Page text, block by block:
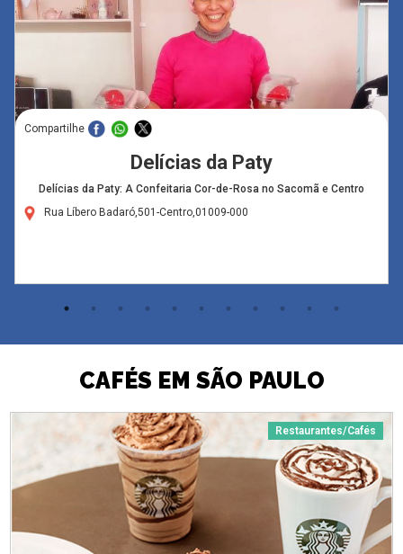
Compartilhe
Delícias da Paty
Delícias da Paty: A Confeitaria Cor-de-Rosa no Sacomã e Centro
Rua Líbero Badaró,501-Centro,01009-000
CAFÉS EM SÃO PAULO
Restaurantes/Cafés